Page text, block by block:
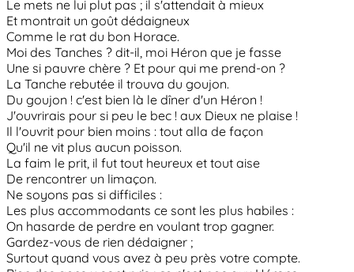
Le mets ne lui plut pas ; il s'attendait à mieux
Et montrait un goût dédaigneux
Comme le rat du bon Horace.
Moi des Tanches ? dit-il, moi Héron que je fasse
Une si pauvre chère ? Et pour qui me prend-on ?
La Tanche rebutée il trouva du goujon.
Du goujon ! c'est bien là le dîner d'un Héron !
J'ouvrirais pour si peu le bec ! aux Dieux ne plaise !
Il l'ouvrit pour bien moins : tout alla de façon
Qu'il ne vit plus aucun poisson.
La faim le prit, il fut tout heureux et tout aise
De rencontrer un limaçon.
Ne soyons pas si difficiles :
Les plus accommodants ce sont les plus habiles :
On hasarde de perdre en voulant trop gagner.
Gardez-vous de rien dédaigner ;
Surtout quand vous avez à peu près votre compte.